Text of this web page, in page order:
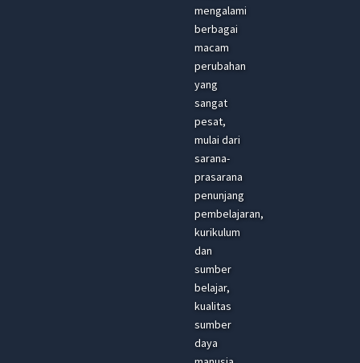
mengalami
berbagai
macam
perubahan
yang
sangat
pesat,
mulai dari
sarana-
prasarana
penunjang
pembelajaran,
kurikulum
dan
sumber
belajar,
kualitas
sumber
daya